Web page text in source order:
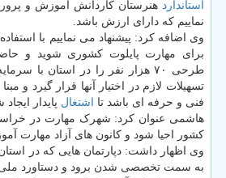
استاندارد هنرستان کاردانش آموزش و
نماییم که دارای ارزش باشد.
وی اضافه کرد: پیشنهاد می نماییم با
برای مهارت پایلوت کشوری شوید و
طرحی ۷۰ هزار نفر را در استان با
تسهیلات لازم در اختیار آنها قرار گیرد و
فنی و حرفه ای باشد تا اشتغال پایدار ایجاد
هاشمی عنوان کرد: شهرک مهارت در
کشور احیا شود و کانون های آزاد مهارت
وی اظهار داشت: دپارتمان هایی که در
به سمت تخصصی شدن برود و دستاورد ملی